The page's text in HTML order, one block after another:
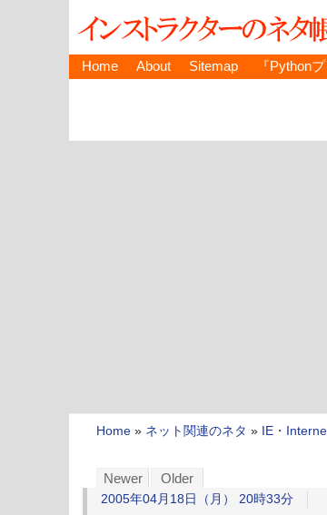
Home About Sitemap 『Python
Home » ネット関連のネタ » IE・
Newer Older
2005年04月18日（月） 20時33分